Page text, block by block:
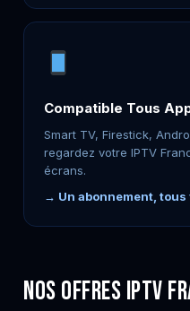
Compatible Tous
Smart TV, Firestick,
regardez votre IPTV
écrans.
→ Un abonnement, tous
Nos Offres IPTV